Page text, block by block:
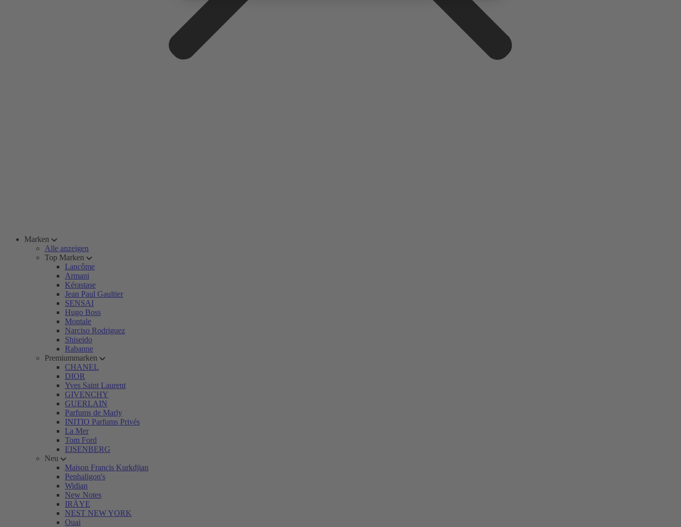
Marken
Alle anzeigen
Top Marken
Lancôme
Armani
Kérastase
Jean Paul Gaultier
SENSAI
Hugo Boss
Montale
Narciso Rodriguez
Shiseido
Rabanne
Premiummarken
CHANEL
DIOR
Yves Saint Laurent
GIVENCHY
GUERLAIN
Parfums de Marly
INITIO Parfums Privés
La Mer
Tom Ford
EISENBERG
Neu
Maison Francis Kurkdjian
Penhaligon's
Widian
New Notes
IRÄYE
NEST NEW YORK
Ouai